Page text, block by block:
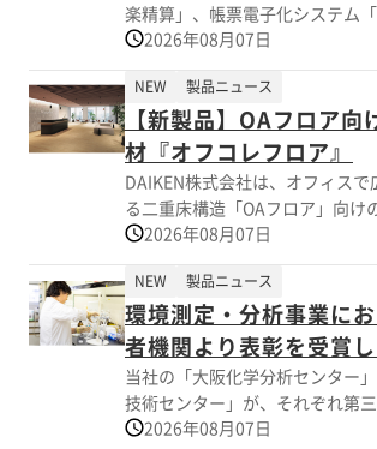
（ページの概要：抜粋）
■『イタコ論法（イタコ芸）』と
■そもそも「イタコ」とは？
■『イタコ論法』の例
▼詳しくはこちらのページをご覧
https://sbsmarketing.co.jp/
argumentation-2026-08/
楽精算」、帳票電子化システム
導入した事例について記事が公開
～沖縄出光様の場合～
経費精算システム導入前は、ひた
業」でした。
ネットバンキングに口座情報を登
たら10人分の計算をして、
振込伝票、承認と、その回数分
っていました。
【事例概要】
■導入前の課題
・経費精算も請求書発行も担当
数で、煩雑な手作業をこなす必要
2026年08月07日
【新製品】OAフロア向
材『オフコレフロア』
NEW 製品ニュース
DAIKEN株式会社は、オフィスで
る二重床構造「OAフロア」向け
然木床材『オフコレフロア』を、
日に発売しました。
天然木の上質な意匠性と、OAフ
れる床下配線へのアクセス性・メ
を両立した製品です。
【主な特長】
1．必要な箇所のみ取り外しでき
2026年08月07日
環境測定・分析事業に
者機関より表彰を受賞
NEW 製品ニュース
当社の「大阪化学分析センター
技術センター」が、それぞれ第
彰を受賞いたしました。
2026年08月07日